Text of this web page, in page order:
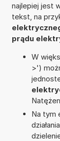
najlepiej jest
tekst, na
prądu
W
>')
Na tym